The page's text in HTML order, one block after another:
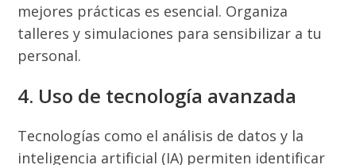
mejores prácticas es esencial. Organiza
talleres y simulaciones para sensibilizar a tu
personal.
4. Uso de tecnología avanzada
Tecnologías como el análisis de datos y la
inteligencia artificial (IA) permiten identificar